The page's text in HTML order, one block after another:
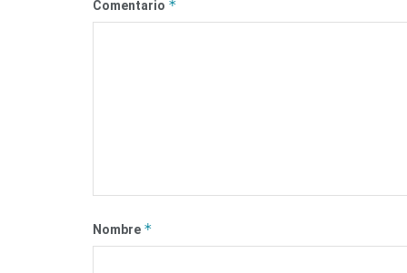
Comentario *
Nombre *